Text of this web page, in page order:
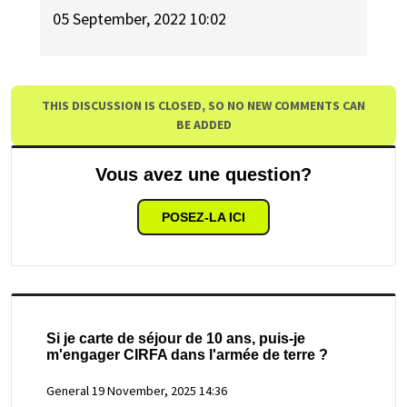
05 September, 2022 10:02
THIS DISCUSSION IS CLOSED, SO NO NEW COMMENTS CAN
BE ADDED
Vous avez une question?
POSEZ-LA ICI
Si je carte de séjour de 10 ans, puis-je
m'engager CIRFA dans l'armée de terre ?
General19 November, 2025 14:36